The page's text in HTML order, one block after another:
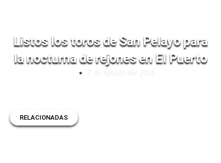
Listos los toros de San Pelayo para
la nocturna de rejones en El Puerto
RELACIONADAS